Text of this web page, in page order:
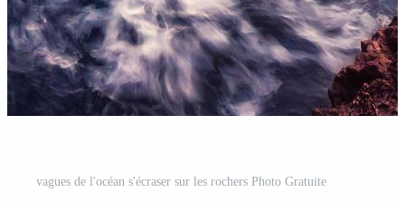
vagues de l'océan s'écraser sur les rochers Photo Gratuite